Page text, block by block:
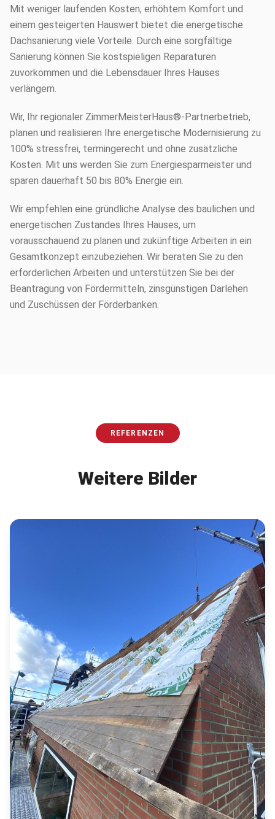
Mit weniger laufenden Kosten, erhöhtem Komfort und
einem gesteigerten Hauswert bietet die energetische
Dachsanierung viele Vorteile. Durch eine sorgfältige
Sanierung können Sie kostspieligen Reparaturen
zuvorkommen und die Lebensdauer Ihres Hauses
verlängern.
Wir, Ihr regionaler ZimmerMeisterHaus®-Partnerbetrieb,
planen und realisieren Ihre energetische Modernisierung zu
100% stressfrei, termingerecht und ohne zusätzliche
Kosten. Mit uns werden Sie zum Energiesparmeister und
sparen dauerhaft 50 bis 80% Energie ein.
Wir empfehlen eine gründliche Analyse des baulichen und
energetischen Zustandes Ihres Hauses, um
vorausschauend zu planen und zukünftige Arbeiten in ein
Gesamtkonzept einzubeziehen. Wir beraten Sie zu den
erforderlichen Arbeiten und unterstützen Sie bei der
Beantragung von Fördermitteln, zinsgünstigen Darlehen
und Zuschüssen der Förderbanken.
REFERENZEN
Weitere Bilder